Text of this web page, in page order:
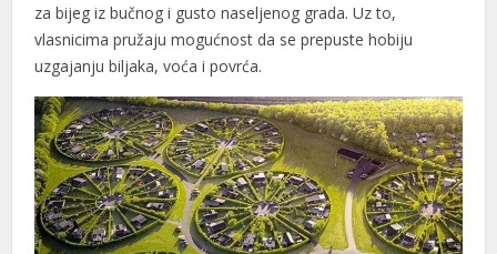
za bijeg iz bučnog i gusto naseljenog grada. Uz to,
vlasnicima pružaju mogućnost da se prepuste hobiju
uzgajanju biljaka, voća i povrća.